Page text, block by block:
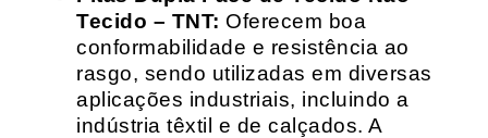
Tecido – TNT: Oferecem boa
conformabilidade e resistência ao
rasgo, sendo utilizadas em diversas
aplicações industriais, incluindo a
indústria têxtil e de calçados. A